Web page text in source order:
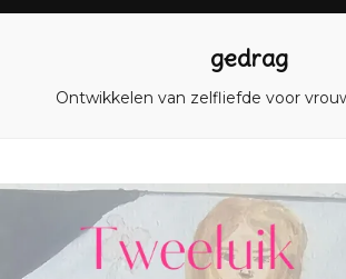
gedrag
Ontwikkelen van zelfliefde voor